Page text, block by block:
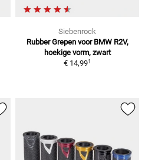
Siebenrock
Rubber Grepen voor BMW R2V,
hoekige vorm, zwart
€ 14,991